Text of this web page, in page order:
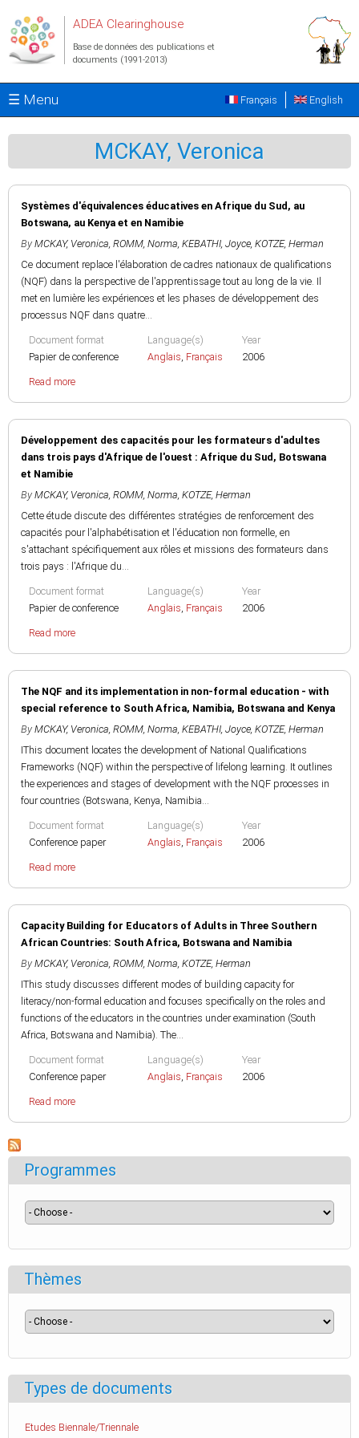
ADEA Clearinghouse
Base de données des publications et
documents (1991-2013)
☰ Menu English
Français
MCKAY, Veronica
Systèmes d'équivalences éducatives en Afrique du Sud, au
Botswana, au Kenya et en Namibie
By MCKAY, Veronica, ROMM, Norma, KEBATHI, Joyce, KOTZE, Herman
Ce document replace l'élaboration de cadres nationaux de qualifications
(NQF) dans la perspective de l'apprentissage tout au long de la vie. Il
met en lumière les expériences et les phases de développement des
processus NQF dans quatre...
Document format
Papier de conference
Language(s)
Anglais, Français
Year
2006
Read more
Développement des capacités pour les formateurs d'adultes
dans trois pays d'Afrique de l'ouest : Afrique du Sud, Botswana
et Namibie
By MCKAY, Veronica, ROMM, Norma, KOTZE, Herman
Cette étude discute des différentes stratégies de renforcement des
capacités pour l'alphabétisation et l'éducation non formelle, en
s'attachant spécifiquement aux rôles et missions des formateurs dans
trois pays : l'Afrique du...
Document format
Papier de conference
Language(s)
Anglais, Français
Year
2006
Read more
The NQF and its implementation in non-formal education - with
special reference to South Africa, Namibia, Botswana and Kenya
By MCKAY, Veronica, ROMM, Norma, KEBATHI, Joyce, KOTZE, Herman
IThis document locates the development of National Qualifications
Frameworks (NQF) within the perspective of lifelong learning. It outlines
the experiences and stages of development with the NQF processes in
four countries (Botswana, Kenya, Namibia...
Document format
Conference paper
Language(s)
Anglais, Français
Year
2006
Read more
Capacity Building for Educators of Adults in Three Southern
African Countries: South Africa, Botswana and Namibia
By MCKAY, Veronica, ROMM, Norma, KOTZE, Herman
IThis study discusses different modes of building capacity for
literacy/non-formal education and focuses specifically on the roles and
functions of the educators in the countries under examination (South
Africa, Botswana and Namibia). The...
Document format
Conference paper
Language(s)
Anglais, Français
Year
2006
Read more
Programmes
Thèmes
Types de documents
Etudes Biennale/Triennale